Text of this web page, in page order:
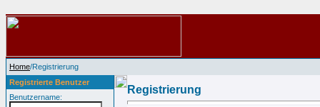
Home/Registrierung
Registrierte Benutzer
Benutzername:
Registrierung